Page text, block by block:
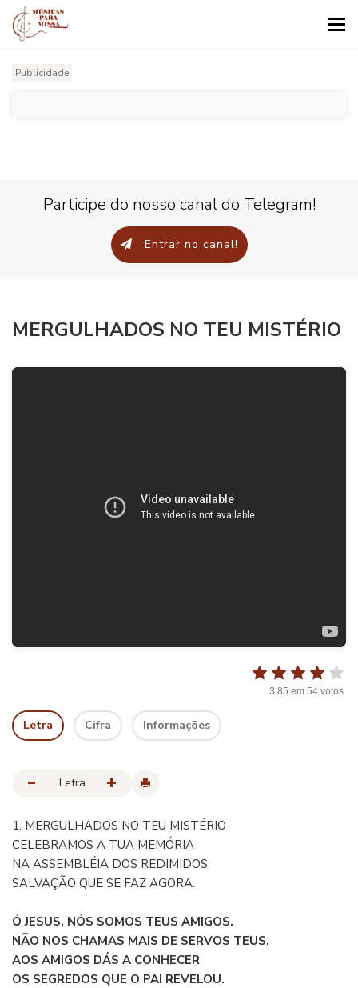
Publicidade
Participe do nosso canal do Telegram!
Entrar no canal!
MERGULHADOS NO TEU MISTÉRIO
3.85 em 54 votos
Letra Cifra Informações
Letra
1. MERGULHADOS NO TEU MISTÉRIO
CELEBRAMOS A TUA MEMÓRIA
NA ASSEMBLÉIA DOS REDIMIDOS:
SALVAÇÃO QUE SE FAZ AGORA.
Ó JESUS, NÓS SOMOS TEUS AMIGOS.
NÃO NOS CHAMAS MAIS DE SERVOS TEUS.
AOS AMIGOS DÁS A CONHECER
OS SEGREDOS QUE O PAI REVELOU.